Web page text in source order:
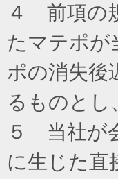
４ 前項の
たマテポが
ポの消失後
るものとし
５ 当社が
に生じた直